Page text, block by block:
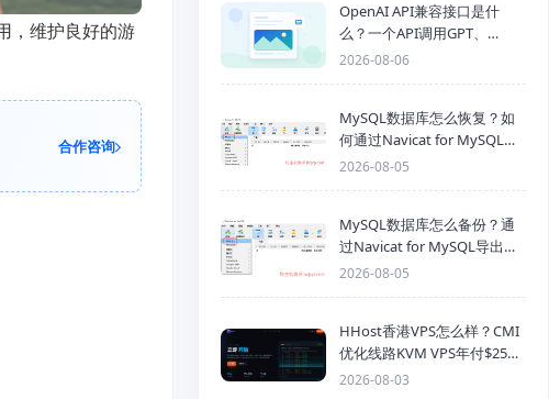
，维护良好的游
合作咨询
OpenAI API兼容接口是什
么？一个API调用GPT、
Claude、Gemini、DeepSeek
2026-08-06
MySQL数据库怎么恢复？如
何通过Navicat for MySQL导
入SQL备份文件
2026-08-05
MySQL数据库怎么备份？通
过Navicat for MySQL导出
Mysql数据库为SQL格式备份
2026-08-05
HHost香港VPS怎么样？CMI
优化线路KVM VPS年付$25
起，4GB内存优惠套餐
2026-08-03